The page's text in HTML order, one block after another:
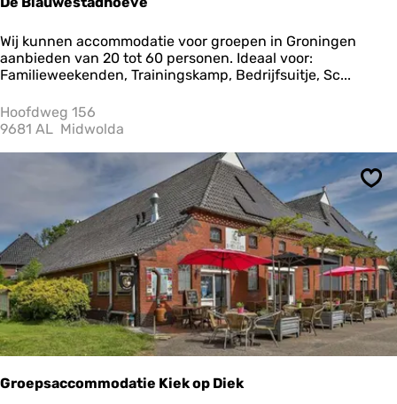
s
A
p
a
t
m
D
e
B
a
u
e
h
o
e
v
e
Wij kunnen accommodatie voor groepen in Groningen
aanbieden van 20 tot 60 personen. Ideaal voor:
Familieweekenden, Trainingskamp, Bedrijfsuitje, Sc...
Hoofdweg 156
9681 AL Midwolda
Groepsaccommodatie Kiek op Diek